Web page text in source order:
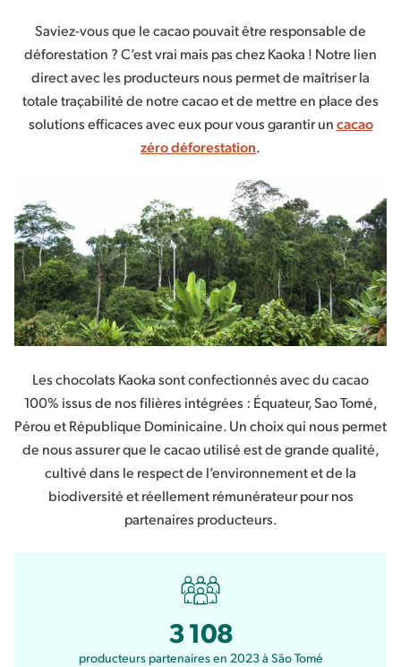
Saviez-vous que le cacao pouvait être responsable de
déforestation ? C’est vrai mais pas chez Kaoka ! Notre lien
direct avec les producteurs nous permet de maîtriser la
totale traçabilité de notre cacao et de mettre en place des
solutions efficaces avec eux pour vous garantir uncacao
zéro déforestation.
Les chocolats Kaoka sont confectionnés avec du cacao
100% issus de nos filières intégrées : Équateur, Sao Tomé,
Pérou et République Dominicaine. Un choix qui nous permet
de nous assurer que le cacao utilisé est de grande qualité,
cultivé dans le respect de l’environnement et de la
biodiversité et réellement rémunérateur pour nos
partenaires producteurs.
3 108
producteurs partenaires en 2023 à São Tomé